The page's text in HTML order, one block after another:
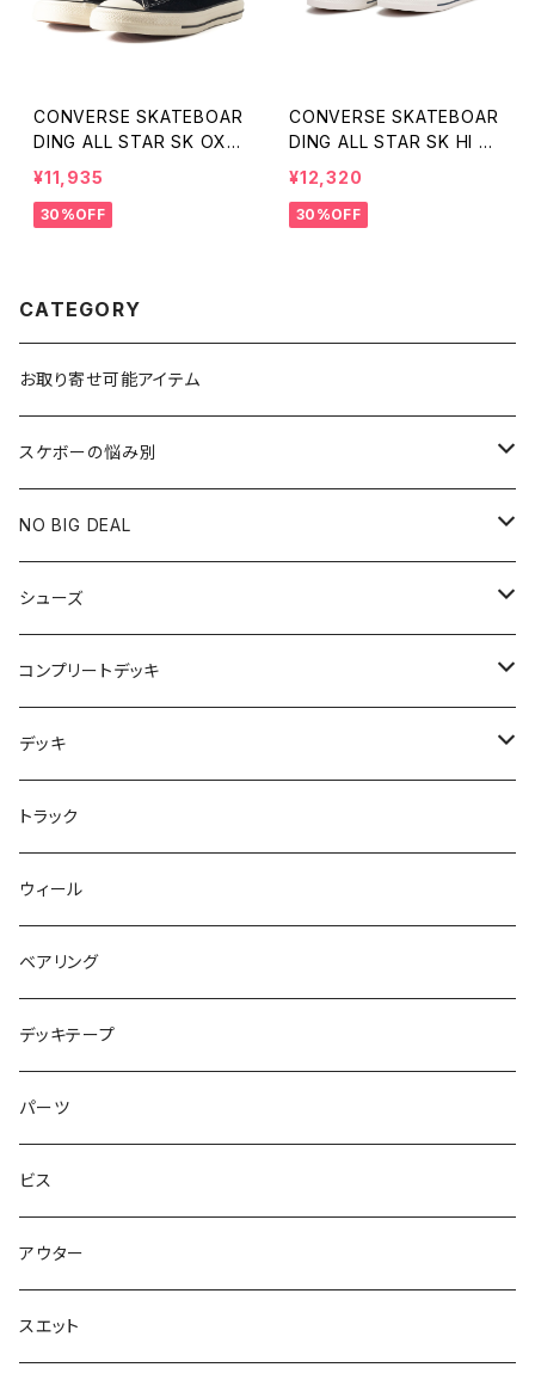
CONVERSE SKATEBOAR
DING ALL STAR SK OX
コンバース スケートボーデ
ィング オールスター ブラッ
ク
¥11,935
30%OFF
CONVERSE SKATEBOAR
DING ALL STAR SK HI N
AVY SUEDE
¥12,320
30%OFF
CATEGORY
お取り寄せ可能アイテム
スケボーの悩み別
膝や腰が痛い
NO BIG DEAL
NBD CUSTOMIZED
USED ITEM
Tシャツ
パンツ
キャップ
アウター
シャツ
トップス
スエット
ソックス
アンダーウェア
シューズ
キッズシューズ
NIKE SB ORANGE LABEL/ISO
NIKE SB ISHOD2
NIKE SB PS8
NIKE SB DUNK
NM933
ゴツいシューズ最高！
Small Shoes
コンプリートデッキ
HI5のパーツセット
エントリーモデルコンプリート
7.7インチ
8インチ
8.2インチ
デッキ
7インチ
7.2インチ
7.3インチ
7.5インチ
7.7インチ
7.8インチ
7.9インチ
8インチ
トラック
ウィール
ベアリング
デッキテープ
パーツ
ビス
アウター
スエット